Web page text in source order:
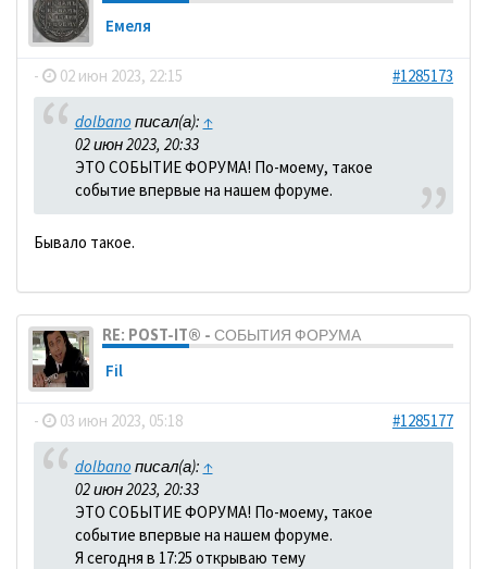
Емеля
- 02 июн 2023, 22:15 #1285173
dolbano писал(а): ↑
02 июн 2023, 20:33
ЭТО СОБЫТИЕ ФОРУМА! По-моему, такое
событие впервые на нашем форуме.
Бывало такое.
RE: POST-IT® - СОБЫТИЯ ФОРУМА
Fil
- 03 июн 2023, 05:18 #1285177
dolbano писал(а): ↑
02 июн 2023, 20:33
ЭТО СОБЫТИЕ ФОРУМА! По-моему, такое
событие впервые на нашем форуме.
Я сегодня в 17:25 открываю тему